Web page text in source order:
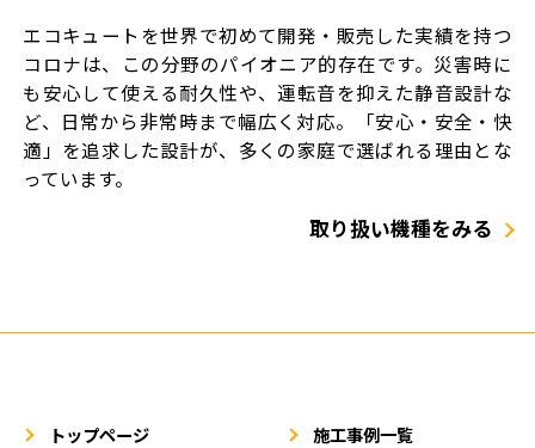
エコキュートを世界で初めて開発・販売した実績を持つ
コロナは、この分野のパイオニア的存在です。災害時に
も安心して使える耐久性や、運転音を抑えた静音設計な
ど、日常から非常時まで幅広く対応。「安心・安全・快
適」を追求した設計が、多くの家庭で選ばれる理由とな
っています。
取り扱い機種をみる
トップページ
施工事例一覧